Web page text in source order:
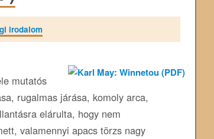
irodalom
mutatós
rugalmas járása, komoly arca,
elárulta, hogy nem
valamennyi apacs törzs nagy